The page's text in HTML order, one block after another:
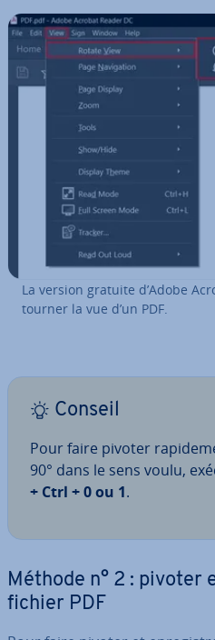
La version gratuite d’Adobe
tourner la vue d’un PDF.
Conseil
Pour faire pivoter
90° dans le sens voulu,
+ Ctrl + 0 ou 1.
Méthode n° 2 : pivoter
fichier PDF